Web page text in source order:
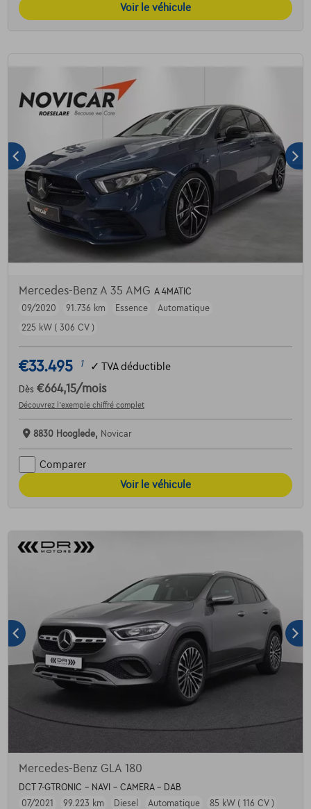
Voir le véhicule
Mercedes-Benz A 35 AMG A 4MATIC
09/2020
91.736 km Essence
Automatique
225 kW ( 306 CV )
€33.495 1 ✓ TVA déductible
Dès €664,15/mois
Découvrez l’exemple chiffré complet
8830 Hooglede, Novicar
Comparer
Voir le véhicule
Mercedes-Benz GLA 180
DCT 7-GTRONIC - NAVI - CAMERA - DAB
07/2021
99.223 km Diesel Automatique 85 kW ( 116 CV )